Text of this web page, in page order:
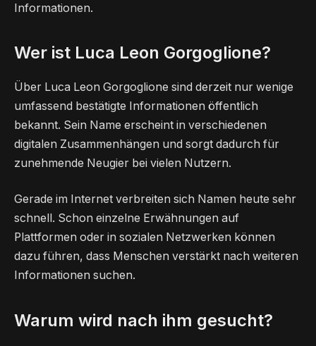
Informationen.
Wer ist Luca Leon Gorgoglione?
Über Luca Leon Gorgoglione sind derzeit nur wenige
umfassend bestätigte Informationen öffentlich
bekannt. Sein Name erscheint in verschiedenen
digitalen Zusammenhängen und sorgt dadurch für
zunehmende Neugier bei vielen Nutzern.
Gerade im Internet verbreiten sich Namen heute sehr
schnell. Schon einzelne Erwähnungen auf
Plattformen oder in sozialen Netzwerken können
dazu führen, dass Menschen verstärkt nach weiteren
Informationen suchen.
Warum wird nach ihm gesucht?